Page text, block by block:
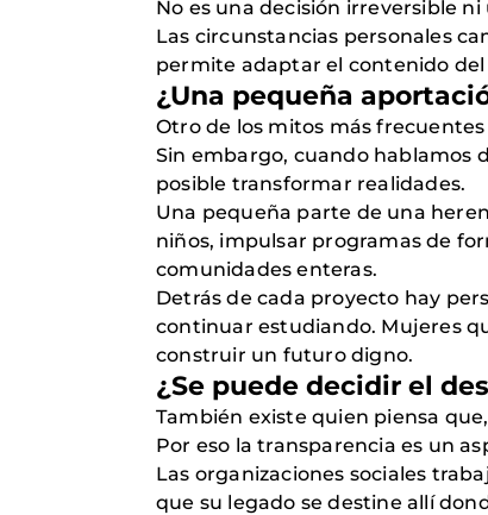
No es una decisión irreversible
Las circunstancias personales
permite adaptar el contenido
¿Una pequeña
Otro de los mitos más
Sin embargo, cuando hablamos
posible transformar realidades.
Una pequeña parte de una
niños, impulsar programas de
comunidades enteras.
Detrás de cada proyecto hay
continuar estudiando. Mujeres
construir un futuro digno.
¿Se puede decidir el
También existe quien piensa
Por eso la transparencia es un
Las organizaciones sociales
que su legado se destine allí